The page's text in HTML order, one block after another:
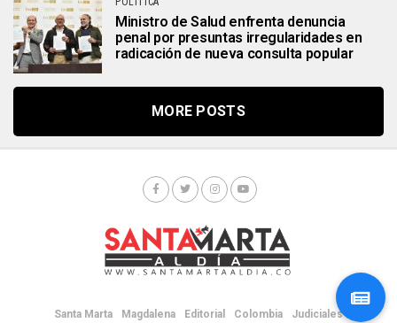
Ministro de Salud enfrenta denuncia
penal por presuntas irregularidades en
radicación de nueva consulta popular
MORE POSTS
Santa Marta Magdalena Editorial Colombia
Judiciales